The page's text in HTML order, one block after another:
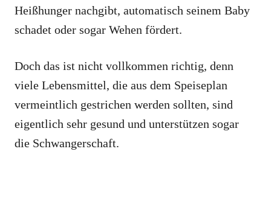
Heißhunger nachgibt, automatisch seinem Baby
schadet oder sogar Wehen fördert.
Doch das ist nicht vollkommen richtig, denn
viele Lebensmittel, die aus dem Speiseplan
vermeintlich gestrichen werden sollten, sind
eigentlich sehr gesund und unterstützen sogar
die Schwangerschaft.